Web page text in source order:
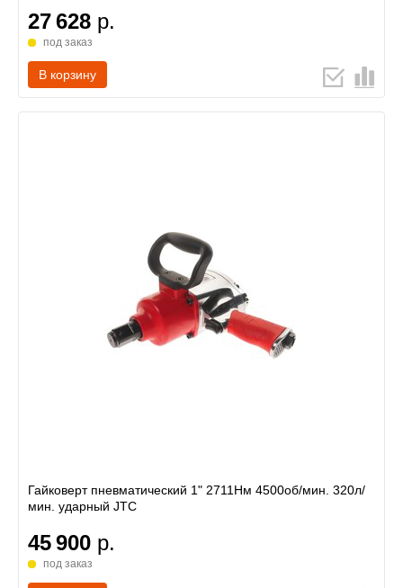
27 628 р.
под заказ
В корзину
Гайковерт пневматический 1" 2711Нм 4500об/мин. 320л/
мин. ударный JTC
45 900 р.
под заказ